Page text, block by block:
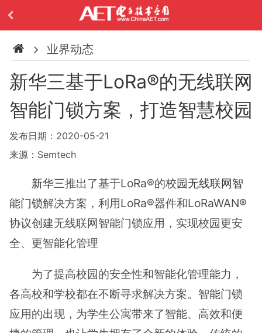
业界动态
新华三基于LoRa®的无线联网
智能门锁方案，打造智慧校园
发布日期：2020-05-21
来源：Semtech
新华三推出了基于LoRa®的校园无线联网智
能门锁解决方案，利用LoRa®器件和LoRaWAN®
协议创建无线联网智能门锁应用，实现校园更安
全、更智能化管理
为了提高校园的安全性和智能化管理能力，
各高校和学校都在不断寻求解决方案。智能门锁
应用的出现，为学生公寓带来了智能、高效和便